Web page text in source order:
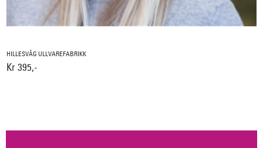
HILLESVÅG ULLVAREFABRIKK
Kr 395,-